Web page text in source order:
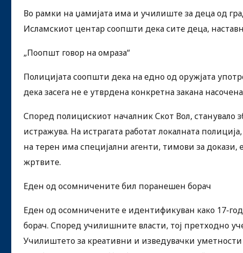
Во рамки на џамијата има и училиште за деца од
Исламскиот центар соопшти дека сите деца,
„Поопшт говор на омраза“
Полицијата соопшти дека на едно од оружјата
дека засега не е утврдена конкретна закана
Според полицискиот началник Скот Вол, станувало
истражува. На истрагата работат локалната
на терен има специјални агенти, тимови за
жртвите.
Еден од осомничените бил поранешен борач
Еден од осомничените е идентификуван како 17-
борач. Според училишните власти, тој претходно
Училиштето за креативни и изведувачки